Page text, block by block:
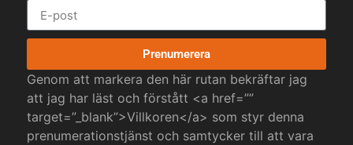
Prenumerera
Genom att markera den här rutan bekräftar jag
att jag har läst och förstått <a href=””
target=”_blank”>Villkoren</a> som styr denna
prenumerationstjänst och samtycker till att vara